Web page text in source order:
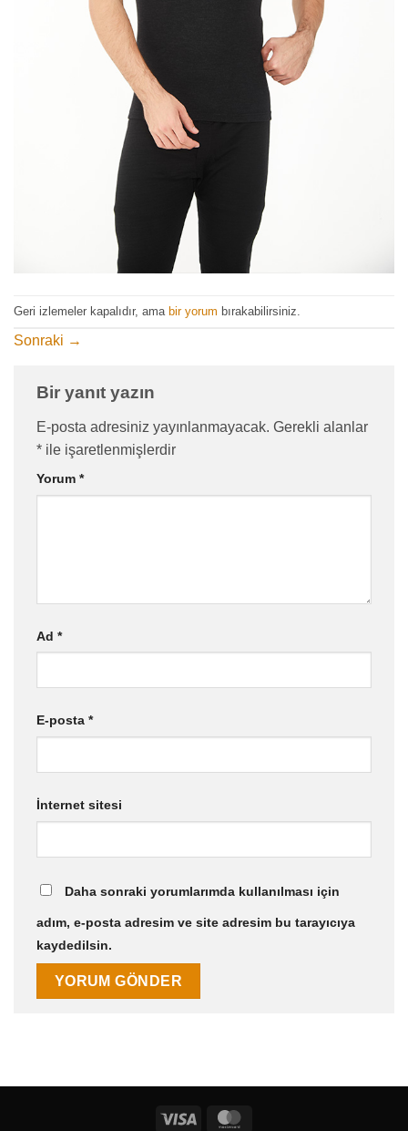
Geri izlemeler kapalıdır, ama bir yorum bırakabilirsiniz.
Sonraki →
Bir yanıt yazın
E-posta adresiniz yayınlanmayacak. Gerekli alanlar
* ile işaretlenmişlerdir
Yorum *
Ad *
E-posta *
İnternet sitesi
Daha sonraki yorumlarımda kullanılması için
adım, e-posta adresim ve site adresim bu tarayıcıya
kaydedilsin.
Visa